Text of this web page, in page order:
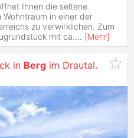
Ihnen die seltene
Wohntraum in einer der
zu verwirklichen. Zum
mit ca.... [Mehr]
in Berg im Drautal.